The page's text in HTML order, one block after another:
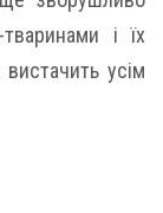
і їх
усім